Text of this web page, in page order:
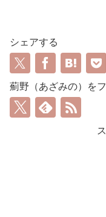
シェアする
薊野（あざみの）を